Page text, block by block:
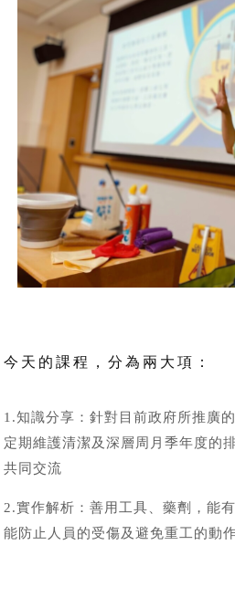
今天的課程，分為兩大項：
1.知識分享：針對目前政府所推廣
定期維護清潔及深層周月季年度的
共同交流
2.實作解析：善用工具、藥劑，能
能防止人員的受傷及避免重工的動